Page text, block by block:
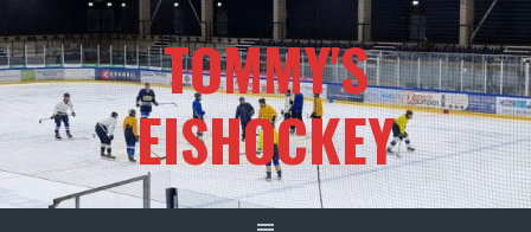
zum
Inhalt
TOMMY'S
EISHOCKEY